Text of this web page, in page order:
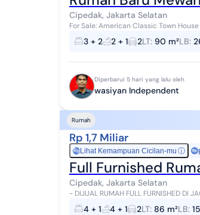
Cipedak, Jakarta Selatan
For Sale: American Classic Town House
3 + 2 2 + 1 2LT: 90 m²LB:
Diperbarui 5 hari yang lalu oleh
wasiyan Independent
Rumah
Rp 1,7 Miliar
RpLihat Kemampuan Cicilan-mu ⓘ
Full Furnished
Cipedak, Jakarta Selatan
- DIJUAL RUMAH FULL FURNISHED DI JAGAKARSA JAKARTA
Bangunan : 150 m2 - Luas Tanah : 86 m2
4 + 1 4 + 1 2LT: 86 m²LB: